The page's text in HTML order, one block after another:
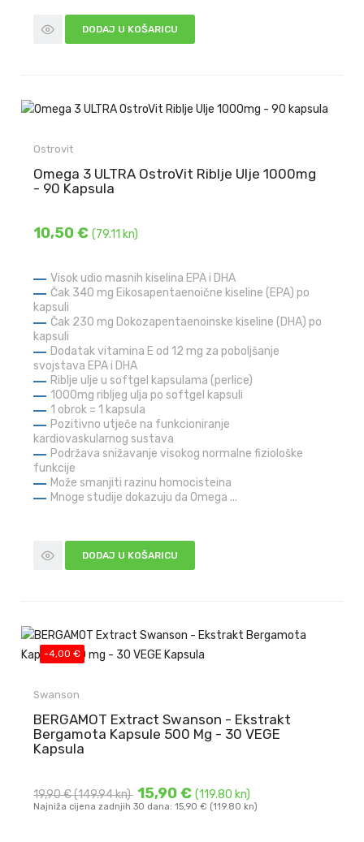
DODAJ U KOŠARICU
Ostrovit
Omega 3 ULTRA OstroVit Riblje Ulje 1000mg
- 90 Kapsula
10,50 €(79.11 kn)
Visok udio masnih kiselina EPA i DHA
Čak 340 mg Eikosapentaenoične kiseline (EPA) po
kapsuli
Čak 230 mg Dokozapentaenoinske kiseline (DHA) po
kapsuli
Dodatak vitamina E od 12 mg za poboljšanje
svojstava EPA i DHA
Riblje ulje u softgel kapsulama (perlice)
1000mg ribljeg ulja po softgel kapsuli
1 obrok = 1 kapsula
Pozitivno utječe na funkcioniranje
kardiovaskularnog sustava
Podržava snižavanje visokog normalne fiziološke
funkcije
Može smanjiti razinu homocisteina
Mnoge studije dokazuju da Omega ...
DODAJ U KOŠARICU
-4,00 €
Swanson
BERGAMOT Extract Swanson - Ekstrakt
Bergamota Kapsule 500 Mg - 30 VEGE
Kapsula
19,90 €(149.94 kn) 15,90 €(119.80 kn)
Najniža cijena zadnjih 30 dana: 15,90 € (119.80 kn)